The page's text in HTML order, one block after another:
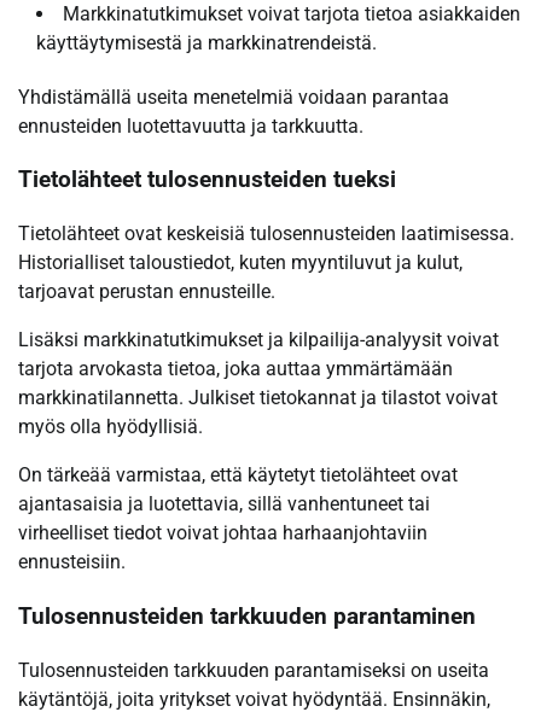
Markkinatutkimukset voivat tarjota tietoa asiakkaiden
käyttäytymisestä ja markkinatrendeistä.
Yhdistämällä useita menetelmiä voidaan parantaa
ennusteiden luotettavuutta ja tarkkuutta.
Tietolähteet tulosennusteiden tueksi
Tietolähteet ovat keskeisiä tulosennusteiden laatimisessa.
Historialliset taloustiedot, kuten myyntiluvut ja kulut,
tarjoavat perustan ennusteille.
Lisäksi markkinatutkimukset ja kilpailija-analyysit voivat
tarjota arvokasta tietoa, joka auttaa ymmärtämään
markkinatilannetta. Julkiset tietokannat ja tilastot voivat
myös olla hyödyllisiä.
On tärkeää varmistaa, että käytetyt tietolähteet ovat
ajantasaisia ja luotettavia, sillä vanhentuneet tai
virheelliset tiedot voivat johtaa harhaanjohtaviin
ennusteisiin.
Tulosennusteiden tarkkuuden parantaminen
Tulosennusteiden tarkkuuden parantamiseksi on useita
käytäntöjä, joita yritykset voivat hyödyntää. Ensinnäkin,